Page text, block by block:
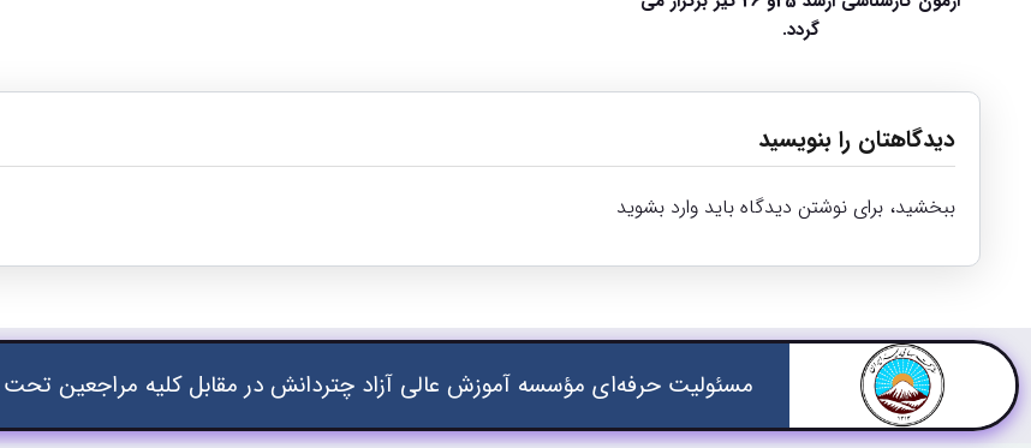
گردد.
دیدگاهتان را بنویسید
ببخشید، برای نوشتن دیدگاه باید وارد بشوید
مسئولیت حرفه‌ای مؤسسه آموزش عالی آزاد چتردانش در مقابل کلیه مراجعین